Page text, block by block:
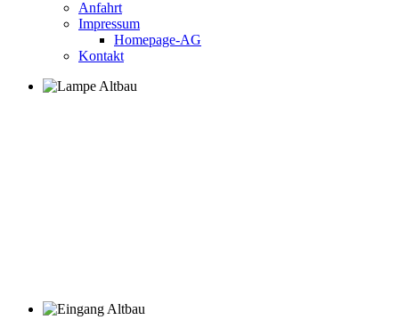
Anfahrt
Impressum
Homepage-AG
Kontakt